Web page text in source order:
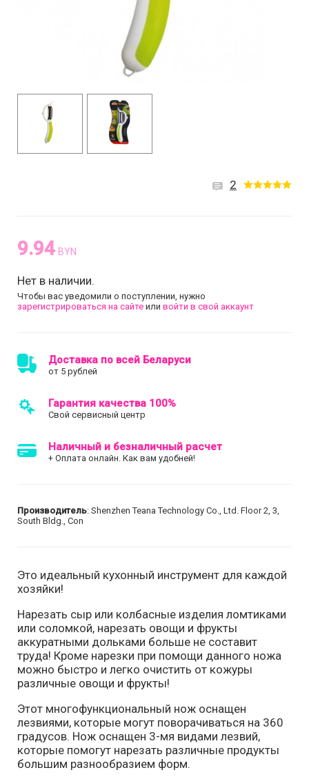
2
9.94 BYN
Нет в наличии.
Чтобы вас уведомили о поступлении, нужно
зарегистрироваться на сайте или войти в свой аккаунт
Доставка по всей Беларуси
от 5 рублей
Гарантия качества 100%
Свой сервисный центр
Наличный и безналичный расчет
+ Оплата онлайн. Как вам удобней!
Производитель: Shenzhen Teana Technology Co., Ltd. Floor 2, 3,
South Bldg., Con
Это идеальный кухонный инструмент для каждой
хозяйки!
Нарезать сыр или колбасные изделия ломтиками
или соломкой, нарезать овощи и фрукты
аккуратными дольками больше не составит
труда! Кроме нарезки при помощи данного ножа
можно быстро и легко очистить от кожуры
различные овощи и фрукты!
Этот многофункциональный нож оснащен
лезвиями, которые могут поворачиваться на 360
градусов. Нож оснащен 3-мя видами лезвий,
которые помогут нарезать различные продукты
большим разнообразием форм.